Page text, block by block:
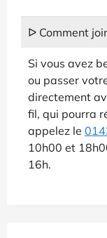
ᐅ Comment
Si vous avez
ou passer
directement
fil, qui pourra
appelez le
10h00 et
16h.